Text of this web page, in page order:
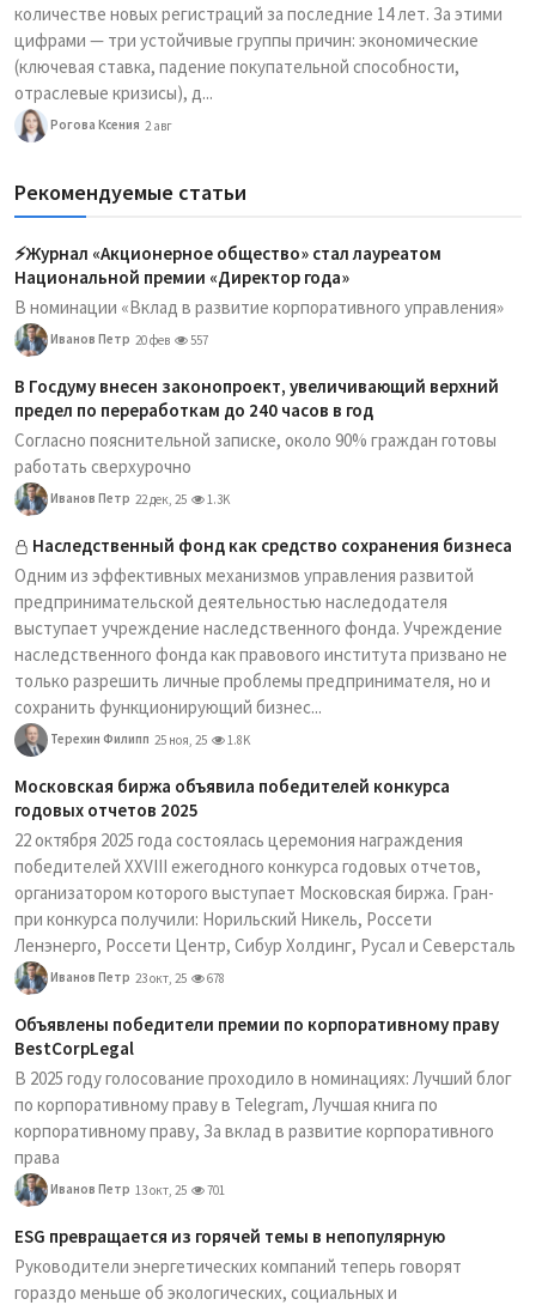
количестве новых регистраций за последние 14 лет. За этими
цифрами — три устойчивые группы причин: экономические
(ключевая ставка, падение покупательной способности,
отраслевые кризисы), д...
Рогова Ксения 2 авг
Рекомендуемые статьи
⚡️Журнал «Акционерное общество» стал лауреатом
Национальной премии «Директор года»
В номинации «Вклад в развитие корпоративного управления»
Иванов Петр 20 фев 557
В Госдуму внесен законопроект, увеличивающий верхний
предел по переработкам до 240 часов в год
Согласно пояснительной записке, около 90% граждан готовы
работать сверхурочно
Иванов Петр 22 дек, 25 1.3K
Наследственный фонд как средство сохранения бизнеса
Одним из эффективных механизмов управления развитой
предпринимательской деятельностью наследодателя
выступает учреждение наследственного фонда. Учреждение
наследственного фонда как правового института призвано не
только разрешить личные проблемы предпринимателя, но и
сохранить функционирующий бизнес...
Терехин Филипп 25 ноя, 25 1.8K
Московская биржа объявила победителей конкурса
годовых отчетов 2025
22 октября 2025 года состоялась церемония награждения
победителей XXVIII ежегодного конкурса годовых отчетов,
организатором которого выступает Московская биржа. Гран-
при конкурса получили: Норильский Никель, Россети
Ленэнерго, Россети Центр, Сибур Холдинг, Русал и Северсталь
Иванов Петр 23 окт, 25 678
Объявлены победители премии по корпоративному праву
BestCorpLegal
В 2025 году голосование проходило в номинациях: Лучший блог
по корпоративному праву в Telegram, Лучшая книга по
корпоративному праву, За вклад в развитие корпоративного
права
Иванов Петр 13 окт, 25 701
ESG превращается из горячей темы в непопулярную
Руководители энергетических компаний теперь говорят
гораздо меньше об экологических, социальных и